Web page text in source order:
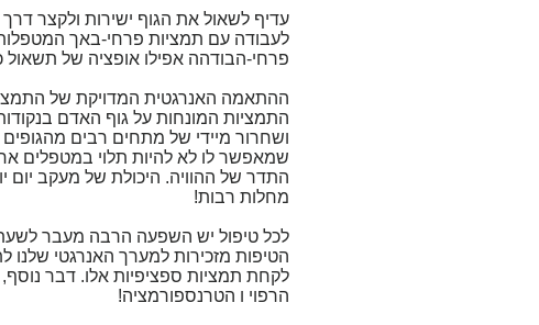
עדיף לשאול את הגוף ישירות ולקצר
לעבודה עם תמציות פרחי-באך המטפלות
פרחי-הבודהה אפילו אופציה של תשאול
ההתאמה האנרגטית המדויקת של
התמציות המונחות על גוף האדם
ושחרור מיידי של מתחים רבים
שמאפשר לו לא להיות תלוי במטפלים
התדר של ההוויה. היכולת של מעקב יום
מחלות רבות!
לכל טיפול יש השפעה הרבה מעבר לשעת
הטיפות מזכירות למערך האנרגטי שלנו
לקחת תמציות ספציפיות אלו. דבר
הרפוי ו הטרנספורמציה!